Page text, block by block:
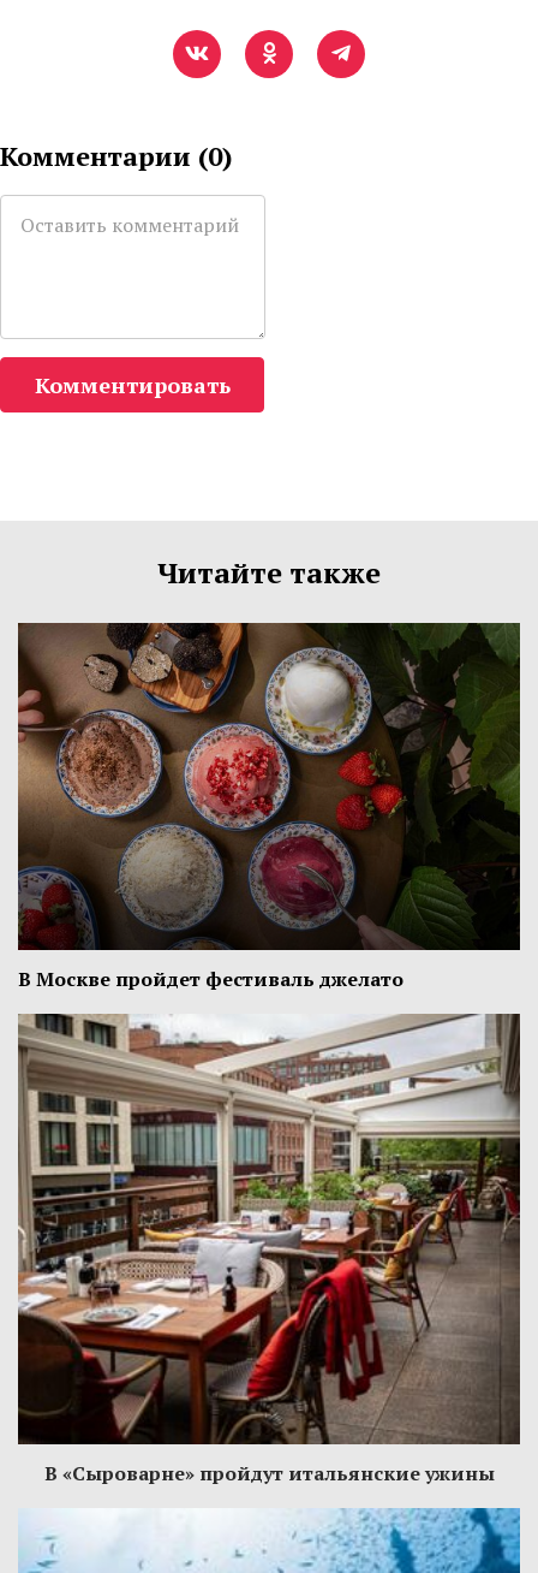
Комментарии (0)
Комментировать
Читайте также
В Москве пройдет фестиваль джелато
В «Сыроварне» пройдут итальянские ужины